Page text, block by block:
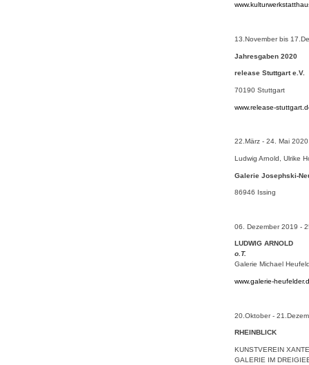
13.November bis
Jahresgaben 2020
release Stuttgart e.V.
70190 Stuttgart
www.release-
22.März - 24. Mai 2020
Ludwig Arnold, Ulrike
Galerie Josephski-
86946 Issing
06. Dezember 2019 -
LUDWIG ARNOLD
o.T.
Galerie Michael
www.galerie-
20.Oktober -
RHEINBLICK
KUNSTVEREIN
GALERIE IM